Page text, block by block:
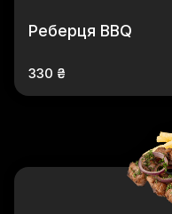
Реберця BBQ
330 ₴